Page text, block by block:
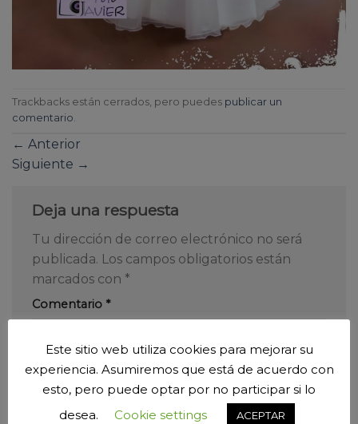
Trackbacks están cerrados, pero puedes publicar un
comentario.
← Anterior
Siguiente →
Deja una respuesta
Tu dirección de correo electrónico no será
publicada. Los campos obligatorios están
marcados con *
Comentario *
Este sitio web utiliza cookies para mejorar su
experiencia. Asumiremos que está de acuerdo con
esto, pero puede optar por no participar si lo
desea.
Cookie settings ACEPTAR